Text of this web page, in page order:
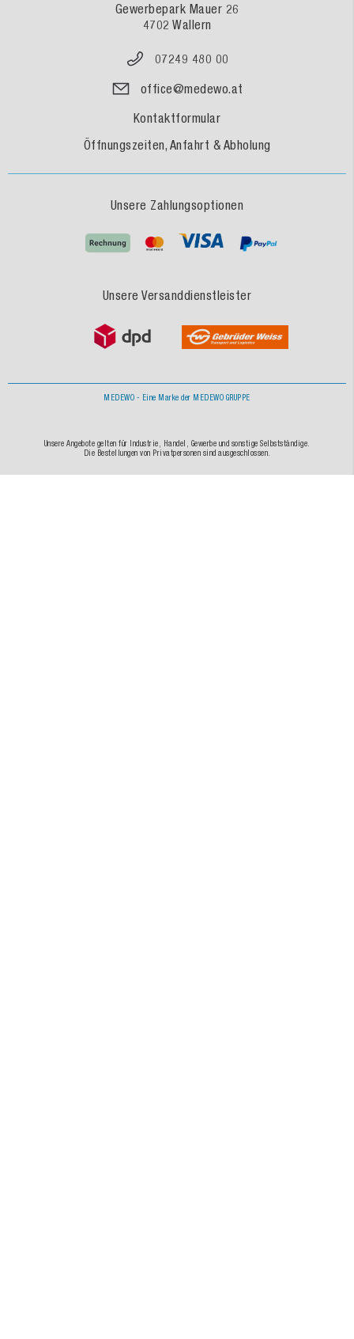
Gewerbepark Mauer 26
4702 Wallern
07249 480 00
office@medewo.at
Kontaktformular
Öffnungszeiten, Anfahrt & Abholung
Unsere Zahlungsoptionen
Unsere Versanddienstleister
MEDEWO - Eine Marke der MEDEWO GRUPPE
Unsere Angebote gelten für Industrie, Handel, Gewerbe und sonstige Selbstständige.
Die Bestellungen von Privatpersonen sind ausgeschlossen.